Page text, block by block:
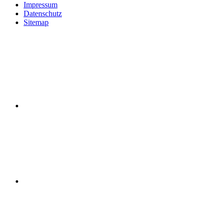
Impressum
Datenschutz
Sitemap